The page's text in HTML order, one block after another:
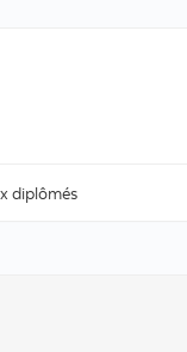
diplômés